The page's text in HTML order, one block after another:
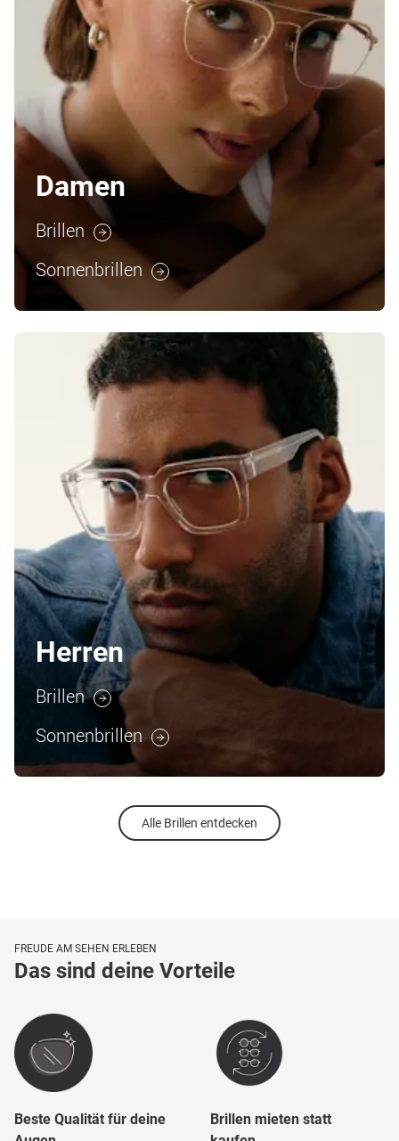
Damen
Brillen
Sonnenbrillen
Herren
Brillen
Sonnenbrillen
Alle Brillen entdecken
FREUDE AM SEHEN ERLEBEN
Das sind deine Vorteile
Beste Qualität für deine
Brillen mieten statt